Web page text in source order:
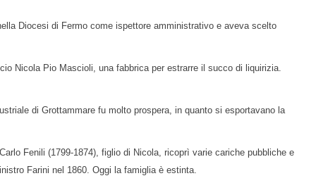
Diocesi di Fermo come ispettore amministrativo e aveva scelto
Nicola Pio Mascioli, una fabbrica per estrarre il succo di liquirizia.
di Grottammare fu molto prospera, in quanto si esportavano la
Fenili (1799-1874), figlio di Nicola, ricoprì varie cariche pubbliche e
Farini nel 1860. Oggi la famiglia è estinta.